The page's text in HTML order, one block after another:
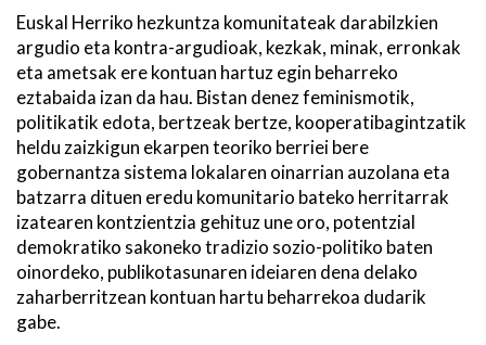
Euskal Herriko hezkuntza komunitateak darabilzkien
argudio eta kontra-argudioak, kezkak, minak, erronkak
eta ametsak ere kontuan hartuz egin beharreko
eztabaida izan da hau. Bistan denez feminismotik,
politikatik edota, bertzeak bertze, kooperatibagintzatik
heldu zaizkigun ekarpen teoriko berriei bere
gobernantza sistema lokalaren oinarrian auzolana eta
batzarra dituen eredu komunitario bateko herritarrak
izatearen kontzientzia gehituz une oro, potentzial
demokratiko sakoneko tradizio sozio-politiko baten
oinordeko, publikotasunaren ideiaren dena delako
zaharberritzean kontuan hartu beharrekoa dudarik
gabe.